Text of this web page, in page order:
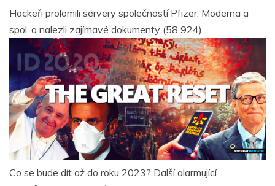
Hackeři prolomili servery společností Pfizer, Moderna a
spol. a nalezli zajímavé dokumenty (58 924)
Co se bude dít až do roku 2023? Další alarmující